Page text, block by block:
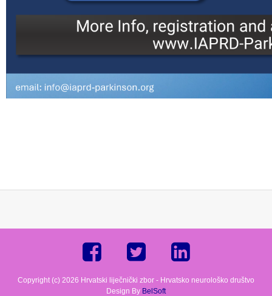
Copyright (c) 2026 Hrvatski liječnički zbor - Hrvatsko neurološko društvo
Design By BelSoft